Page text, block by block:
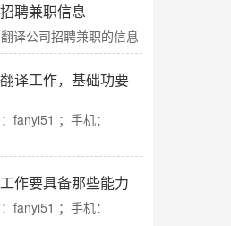
聘兼职信息
译公司招聘兼职的信息
译工作，基础功要
fanyi51 ；手机：
作要具备那些能力
fanyi51 ；手机：